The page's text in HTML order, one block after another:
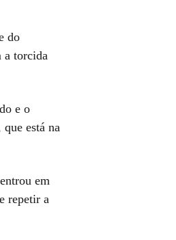
do
a torcida
e o
está na
em
repetir a